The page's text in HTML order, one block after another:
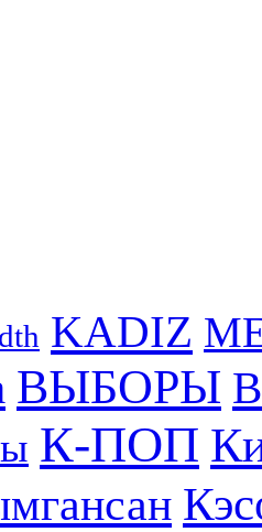
KADIZ
ВЫБОРЫ
К-ПОП